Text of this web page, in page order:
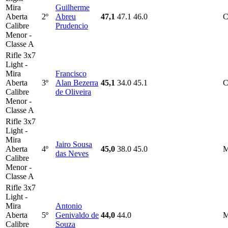
Mira
Aberta
Calibre
Menor -
Classe A
2º
Guilherme
Abreu
Prudencio
47,1 47.1 46.0
Rifle 3x7
Light -
Mira
Aberta
Calibre
Menor -
Classe A
3º
Francisco
Alan Bezerra
de Oliveira
45,1 34.0 45.1
Rifle 3x7
Light -
Mira
Aberta
Calibre
Menor -
Classe A
4º
Jairo Sousa
das Neves
45,0 38.0 45.0
Rifle 3x7
Light -
Mira
Aberta
Calibre
5º
Antonio
Genivaldo de
Souza
44,0 44.0